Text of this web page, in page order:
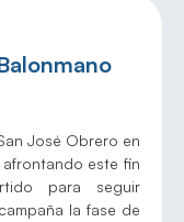
José Obrero en
afrontando este fin
para seguir
la fase de